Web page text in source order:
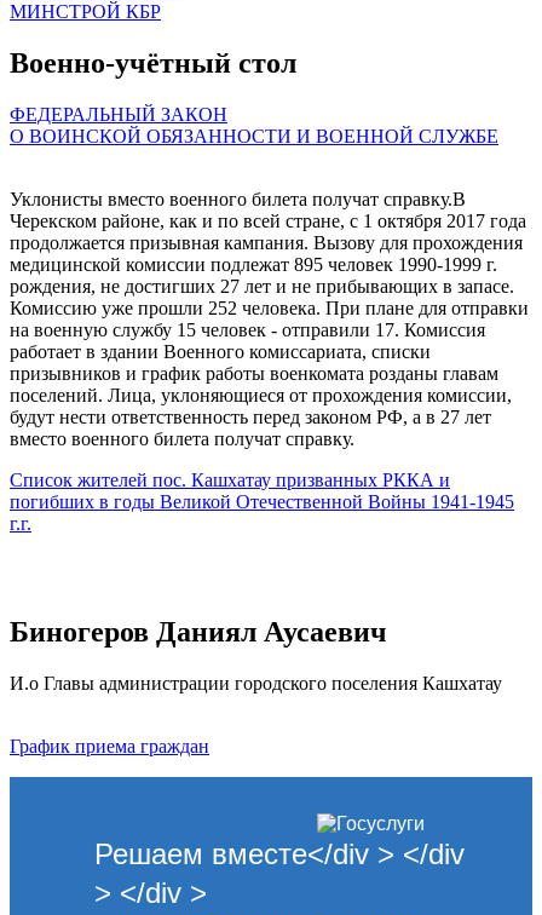
МИНСТРОЙ КБР
Военно-учётный стол
ФЕДЕРАЛЬНЫЙ ЗАКОН
О ВОИНСКОЙ ОБЯЗАННОСТИ И ВОЕННОЙ СЛУЖБЕ
Уклонисты вместо военного билета получат справку.В
Черекском районе, как и по всей стране, с 1 октября 2017 года
продолжается призывная кампания. Вызову для прохождения
медицинской комиссии подлежат 895 человек 1990-1999 г.
рождения, не достигших 27 лет и не прибывающих в запасе.
Комиссию уже прошли 252 человека. При плане для отправки
на военную службу 15 человек - отправили 17. Комиссия
работает в здании Военного комиссариата, списки
призывников и график работы военкомата розданы главам
поселений. Лица, уклоняющиеся от прохождения комиссии,
будут нести ответственность перед законом РФ, а в 27 лет
вместо военного билета получат справку.
Список жителей пос. Кашхатау призванных РККА и
погибших в годы Великой Отечественной Войны 1941-1945
г.г.
Биногеров Даниял Аусаевич
И.о Главы администрации городского поселения Кашхатау
График приема граждан
Решаем вместе</div > </div
> </div >